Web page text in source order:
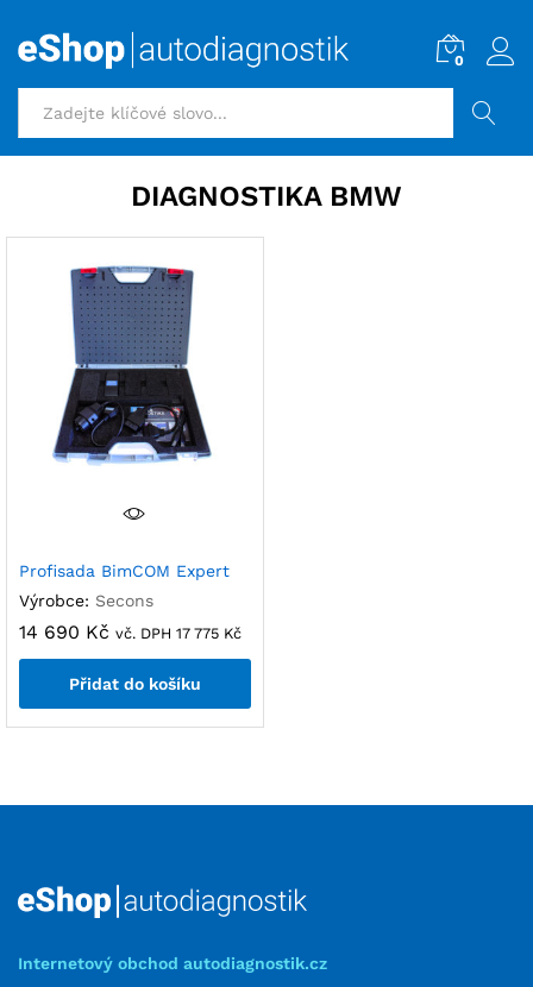
0
DIAGNOSTIKA BMW
Profisada BimCOM Expert
Výrobce: Secons
14 690 Kč vč. DPH 17 775 Kč
Přidat do košíku
Internetový obchod autodiagnostik.cz